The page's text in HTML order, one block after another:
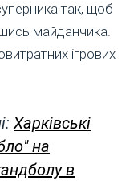
так, щоб
майданчика.
ігрових
Харківські
на
в